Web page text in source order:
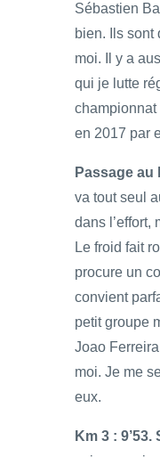
Sébastien
bien. Ils sont
moi. Il y a
qui je lutte
championnat
en 2017 par
Passage au
va tout seul
dans l’effort,
Le froid fait
procure un
convient
petit groupe
Joao
moi. Je me
eux.
Km 3 : 9’53.